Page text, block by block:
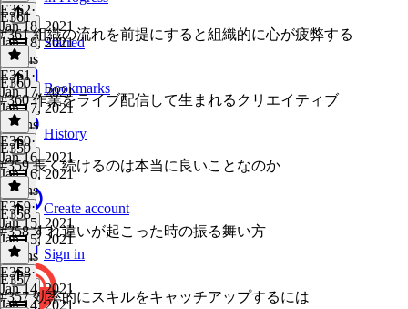
Starred
Bookmarks
History
Create account
Sign in
E362·
Jan 18, 2021
Jan 18, 2021
6 mins
E361
#361 組織の流れを前提にすると組織的に心が疲弊する
E361·
Jan 17, 2021
Jan 17, 2021
6 mins
E360
#360 作業をライブ配信して生まれるクリエイティブ
E360·
Jan 16, 2021
Jan 16, 2021
7 mins
E359
#359 長く続けるのは本当に良いことなのか
E359·
Jan 15, 2021
Jan 15, 2021
6 mins
E358
#358 すれ違いが起こった時の振る舞い方
E358·
Jan 14, 2021
Jan 14, 2021
E357
#357 効率的にスキルをキャッチアップするには